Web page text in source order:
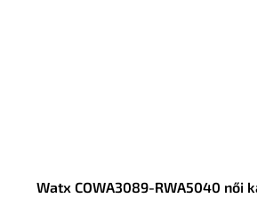
Watx COWA3089-RWA5040 női